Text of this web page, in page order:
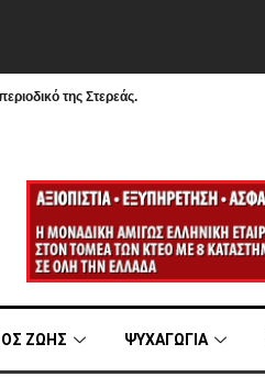
της Στερεάς.
ΖΩΗΣ ΨΥΧΑΓΩΓΙΑ